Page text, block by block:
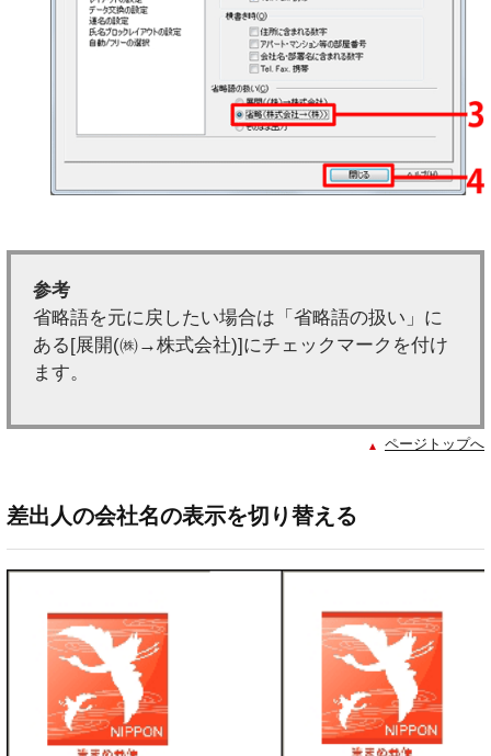
参考
省略語を元に戻したい場合は「省略語の扱い」に
ある[展開(㈱→株式会社)]にチェックマークを付け
ます。
ページトップへ
差出人の会社名の表示を切り替える